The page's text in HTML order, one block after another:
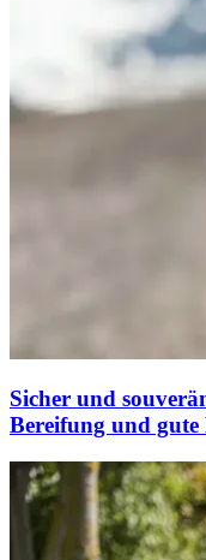
Sicher und
Bereifung und